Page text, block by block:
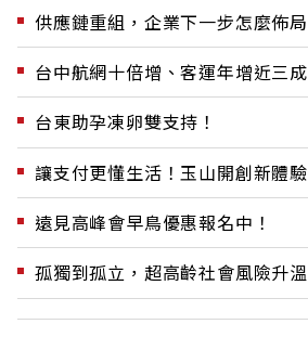
供應鏈重組，企業下一步怎麼佈局
台中航網十倍增、客運年增近三成
台東助孕凍卵雙支持！
讓支付更懂生活！玉山開創新體驗
遠見高峰會早鳥優惠報名中！
孤獨到孤立，超高齡社會風險升溫